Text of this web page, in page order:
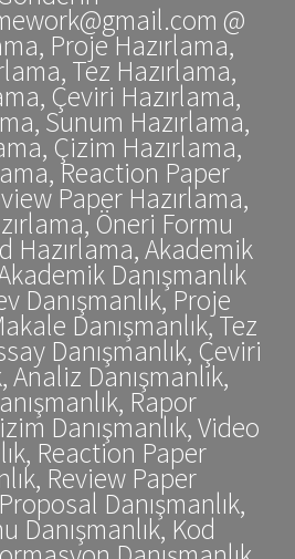
@
Proje Hazırlama,
Tez Hazırlama,
Çeviri Hazırlama,
Sunum Hazırlama,
Çizim Hazırlama,
Reaction Paper
Paper Hazırlama,
Öneri Formu
Hazırlama, Akademik
Danışmanlık
Danışmanlık, Proje
Danışmanlık, Tez
Danışmanlık, Çeviri
Analiz Danışmanlık,
Rapor
Danışmanlık, Video
Reaction Paper
Review Paper
Danışmanlık,
Danışmanlık, Kod